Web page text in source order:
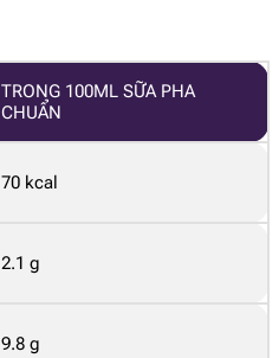
TRONG 100ML SỮA PHA
CHUẨN
70 kcal
2.1 g
9.8 g